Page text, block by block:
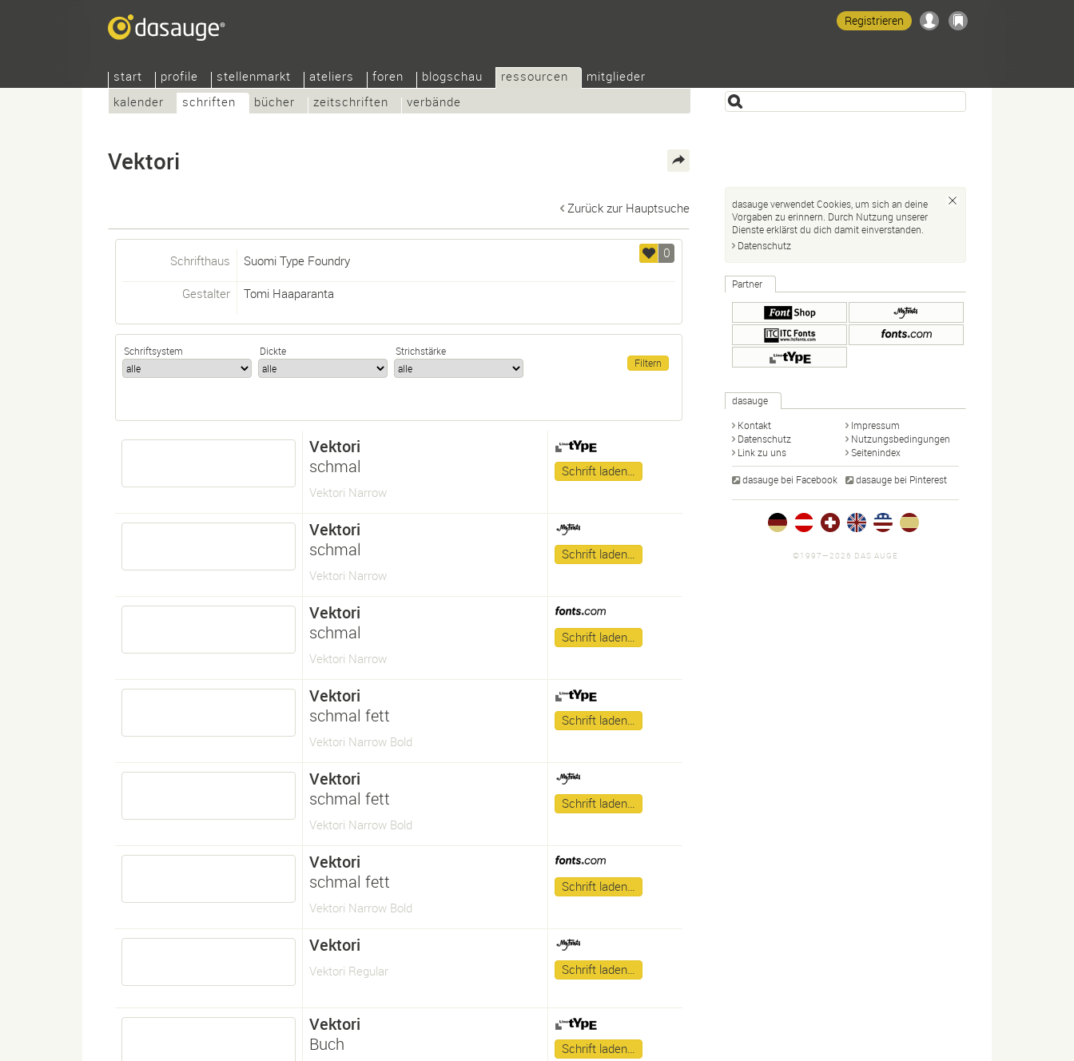
start profile stellenmarkt ateliers foren blogschau
ressourcen
kalender
schriften bücher zeitschriften verbände
mitglieder
Registrieren
Vektori
Zurück zur Hauptsuche
0
Schrifthaus Suomi Type Foundry
Gestalter Tomi Haaparanta
Schriftsystem Dickte Strichstärke
Vektori
schmal
Vektori Narrow
Schrift laden…
Vektori
schmal
Vektori Narrow
Schrift laden…
Vektori
schmal
Vektori Narrow
Schrift laden…
Vektori
schmal fett
Vektori Narrow Bold
Schrift laden…
Vektori
schmal fett
Vektori Narrow Bold
Schrift laden…
Vektori
schmal fett
Vektori Narrow Bold
Schrift laden…
Vektori
Vektori Regular Schrift laden…
Vektori
Buch
Schrift laden…
dasauge verwendet Cookies, um sich an deine
Vorgaben zu erinnern. Durch Nutzung unserer
Dienste erklärst du dich damit einverstanden.
Datenschutz
Partner
dasauge
Kontakt
Impressum
Datenschutz
Nutzungsbedingungen
Link zu uns
Seitenindex
dasauge bei Facebook dasauge bei Pinterest
©1997—2026 DAS AUGE